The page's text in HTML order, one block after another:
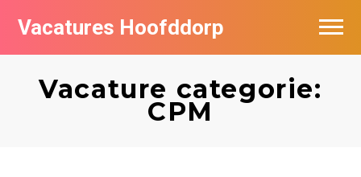
Vacatures Hoofddorp
Vacature categorie:
CPM
Vacatures per bedrijf in Hoofddorp